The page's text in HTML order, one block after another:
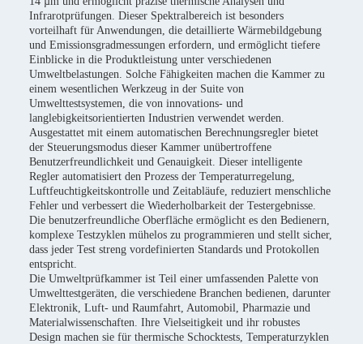
Infrarotprüfungen. Dieser Spektralbereich ist besonders
vorteilhaft für Anwendungen, die detaillierte Wärmebildgebung
und Emissionsgradmessungen erfordern, und ermöglicht tiefere
Einblicke in die Produktleistung unter verschiedenen
Umweltbelastungen. Solche Fähigkeiten machen die Kammer zu
einem wesentlichen Werkzeug in der Suite von
Umwelttestsystemen, die von innovations- und
langlebigkeitsorientierten Industrien verwendet werden.
Ausgestattet mit einem automatischen Berechnungsregler bietet
der Steuerungsmodus dieser Kammer unübertroffene
Benutzerfreundlichkeit und Genauigkeit. Dieser intelligente
Regler automatisiert den Prozess der Temperaturregelung,
Luftfeuchtigkeitskontrolle und Zeitabläufe, reduziert menschliche
Fehler und verbessert die Wiederholbarkeit der Testergebnisse.
Die benutzerfreundliche Oberfläche ermöglicht es den Bedienern,
komplexe Testzyklen mühelos zu programmieren und stellt sicher,
dass jeder Test streng vordefinierten Standards und Protokollen
entspricht.
Die Umweltprüfkammer ist Teil einer umfassenden Palette von
Umwelttestgeräten, die verschiedene Branchen bedienen, darunter
Elektronik, Luft- und Raumfahrt, Automobil, Pharmazie und
Materialwissenschaften. Ihre Vielseitigkeit und ihr robustes
Design machen sie für thermische Schocktests, Temperaturzyklen